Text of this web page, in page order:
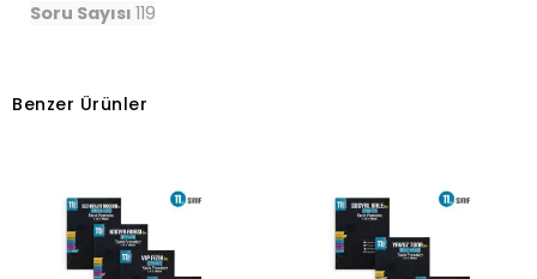
Soru Sayısı 119
Benzer Ürünler